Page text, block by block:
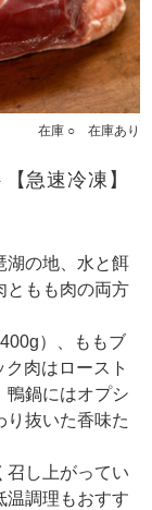
在庫 ○ 在庫あり
急速冷凍】
湖の地、水と餌
ともも肉の両方
）、ももブ
肉はロースト
鴨鍋にはオプシ
り抜いた香味た
召し上がってい
温調理もおすす